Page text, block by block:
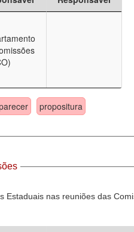
propositura
Estaduais nas reuniões das